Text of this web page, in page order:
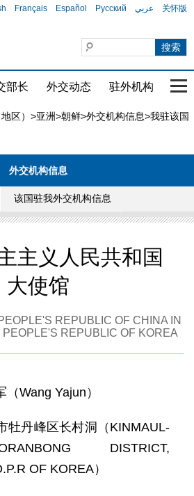
Français Español Русский عربي 关怀版
部长 外交动态 驻外机构 国
区） >亚洲>朝鲜>外交机构信息>我驻该国
外交机构信息
该国驻我外交机构信息
主义人民共和国
大使馆
REPUBLIC OF CHINA IN
REPUBLIC OF KOREA
Wang Yajun）
丹峰区长村洞（KINMAUL-
DISTRICT,
OF KOREA）